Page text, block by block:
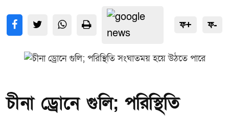
ফ+ ফ-
চীনা ড্রোনে গুলি; পরিস্থিতি